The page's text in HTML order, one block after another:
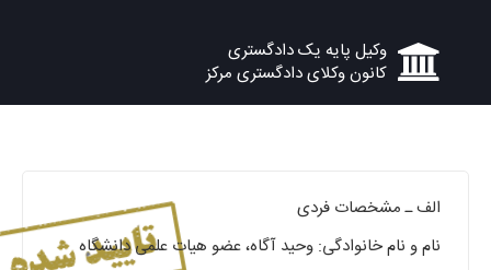
وکیل پایه یک دادگستری
کانون وکلای دادگستری مرکز
الف ـ مشخصات فردی
نام و نام خانوادگی: وحید آگاه، عضو هیات علمی دانشگاه